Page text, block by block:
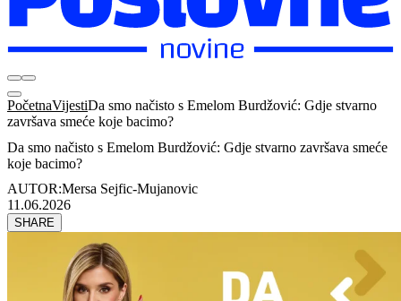
PočetnaVijestiDa smo načisto s Emelom Burdžović: Gdje stvarno
završava smeće koje bacimo?
Da smo načisto s Emelom Burdžović: Gdje stvarno završava smeće
koje bacimo?
AUTOR:Mersa Sejfic-Mujanovic
11.06.2026
SHARE